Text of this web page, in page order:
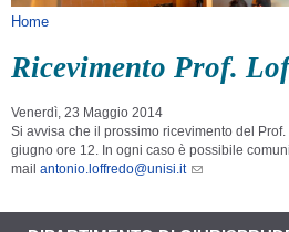
Tu sei qui
Home
Ricevimento Prof.
Venerdì, 23 Maggio 2014
Si avvisa che il prossimo ricevimento del
giugno ore 12. In ogni caso è possibile
mail antonio.loffredo@unisi.it